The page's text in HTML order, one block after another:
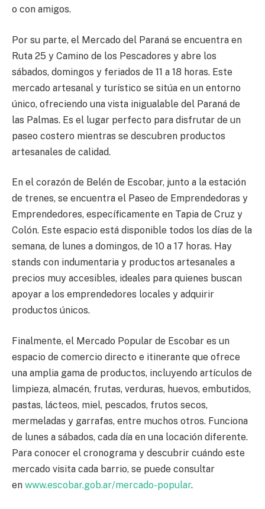
o con amigos.
Por su parte, el Mercado del Paraná se encuentra en
Ruta 25 y Camino de los Pescadores y abre los
sábados, domingos y feriados de 11 a 18 horas. Este
mercado artesanal y turístico se sitúa en un entorno
único, ofreciendo una vista inigualable del Paraná de
las Palmas. Es el lugar perfecto para disfrutar de un
paseo costero mientras se descubren productos
artesanales de calidad.
En el corazón de Belén de Escobar, junto a la estación
de trenes, se encuentra el Paseo de Emprendedoras y
Emprendedores, específicamente en Tapia de Cruz y
Colón. Este espacio está disponible todos los días de la
semana, de lunes a domingos, de 10 a 17 horas. Hay
stands con indumentaria y productos artesanales a
precios muy accesibles, ideales para quienes buscan
apoyar a los emprendedores locales y adquirir
productos únicos.
Finalmente, el Mercado Popular de Escobar es un
espacio de comercio directo e itinerante que ofrece
una amplia gama de productos, incluyendo artículos de
limpieza, almacén, frutas, verduras, huevos, embutidos,
pastas, lácteos, miel, pescados, frutos secos,
mermeladas y garrafas, entre muchos otros. Funciona
de lunes a sábados, cada día en una locación diferente.
Para conocer el cronograma y descubrir cuándo este
mercado visita cada barrio, se puede consultar
en www.escobar.gob.ar/mercado-popular.